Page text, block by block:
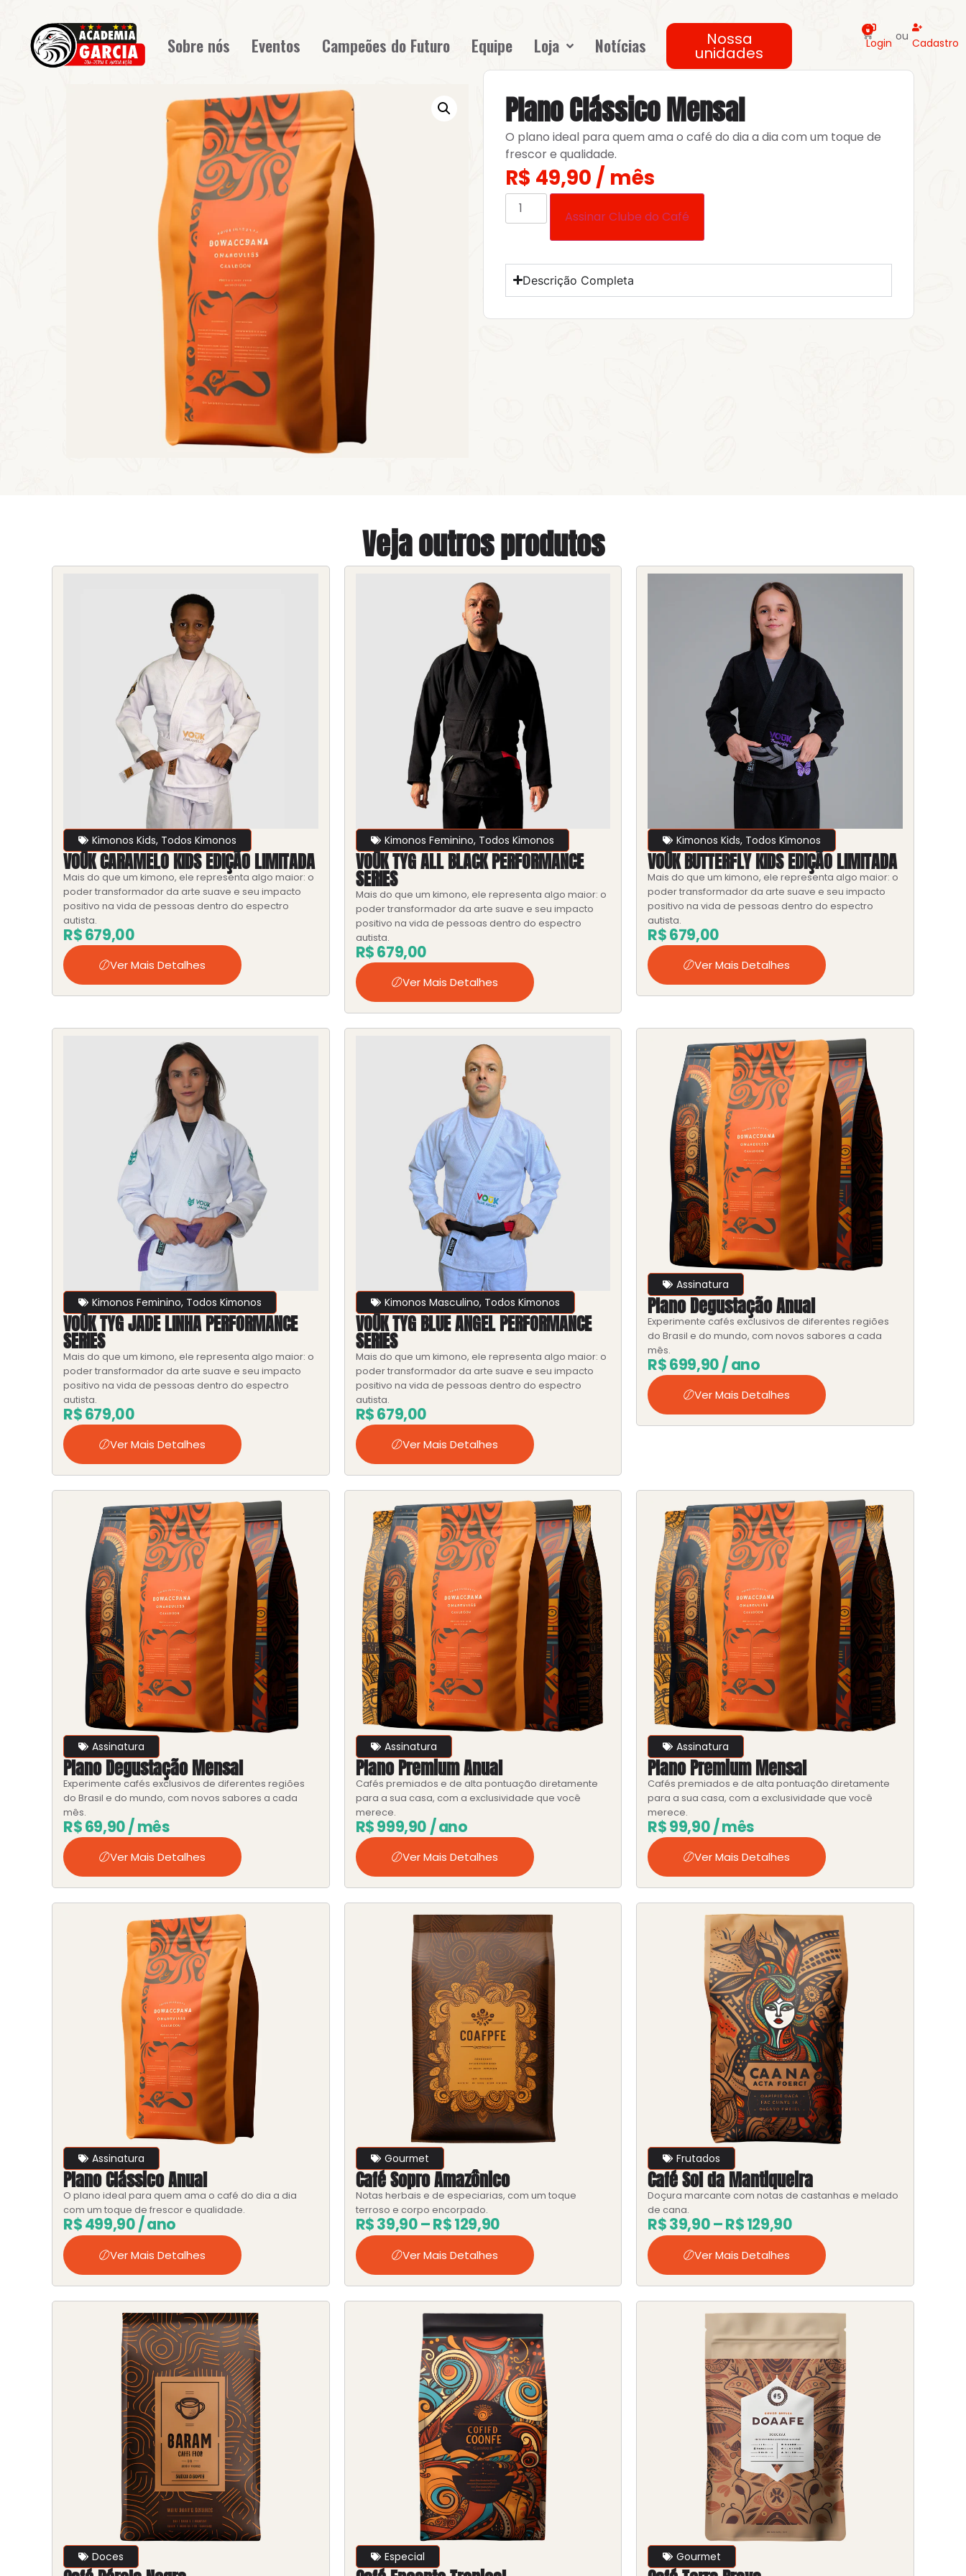
Sobre nós Eventos Campeões do Futuro Equipe Loja Notícias Nossa
unidades
0
Login ou Cadastro
Plano Clássico Mensal
O plano ideal para quem ama o café do dia a dia com um toque de
frescor e qualidade.
R$ 49,90 / mês
Assinar Clube do Café
Descrição Completa
Veja outros produtos
Kimonos Kids, Todos Kimonos
VOŪK CARAMELO KIDS EDIÇÃO LIMITADA
Mais do que um kimono, ele representa algo maior: o
poder transformador da arte suave e seu impacto
positivo na vida de pessoas dentro do espectro
autista.
R$679,00
Ver Mais Detalhes
Kimonos Feminino, Todos Kimonos
VOŪK TYG ALL BLACK PERFORMANCE
SERIES
Mais do que um kimono, ele representa algo maior: o
poder transformador da arte suave e seu impacto
positivo na vida de pessoas dentro do espectro
autista.
R$679,00
Ver Mais Detalhes
Kimonos Kids, Todos Kimonos
VOŪK BUTTERFLY KIDS EDIÇÃO LIMITADA
Mais do que um kimono, ele representa algo maior: o
poder transformador da arte suave e seu impacto
positivo na vida de pessoas dentro do espectro
autista.
R$679,00
Ver Mais Detalhes
Kimonos Feminino, Todos Kimonos
VOŪK TYG JADE LINHA PERFORMANCE
SERIES
Mais do que um kimono, ele representa algo maior: o
poder transformador da arte suave e seu impacto
positivo na vida de pessoas dentro do espectro
autista.
R$679,00
Ver Mais Detalhes
Kimonos Masculino, Todos Kimonos
VOŪK TYG BLUE ANGEL PERFORMANCE
SERIES
Mais do que um kimono, ele representa algo maior: o
poder transformador da arte suave e seu impacto
positivo na vida de pessoas dentro do espectro
autista.
R$679,00
Ver Mais Detalhes
Assinatura
Plano Degustação Anual
Experimente cafés exclusivos de diferentes regiões
do Brasil e do mundo, com novos sabores a cada
mês.
R$699,90/ ano
Ver Mais Detalhes
Assinatura
Plano Degustação Mensal
Experimente cafés exclusivos de diferentes regiões
do Brasil e do mundo, com novos sabores a cada
mês.
R$69,90/ mês
Ver Mais Detalhes
Assinatura
Plano Premium Anual
Cafés premiados e de alta pontuação diretamente
para a sua casa, com a exclusividade que você
merece.
R$999,90 / ano
Ver Mais Detalhes
Assinatura
Plano Premium Mensal
Cafés premiados e de alta pontuação diretamente
para a sua casa, com a exclusividade que você
merece.
R$99,90/ mês
Ver Mais Detalhes
Assinatura
Plano Clássico Anual
O plano ideal para quem ama o café do dia a dia
com um toque de frescor e qualidade.
R$499,90/ ano
Ver Mais Detalhes
Gourmet
Café Sopro Amazônico
Notas herbais e de especiarias, com um toque
terroso e corpo encorpado.
R$39,90–R$129,90
Ver Mais Detalhes
Frutados
Café Sol da Mantiqueira
Doçura marcante com notas de castanhas e melado
de cana.
R$39,90–R$129,90
Ver Mais Detalhes
Doces Especial Gourmet